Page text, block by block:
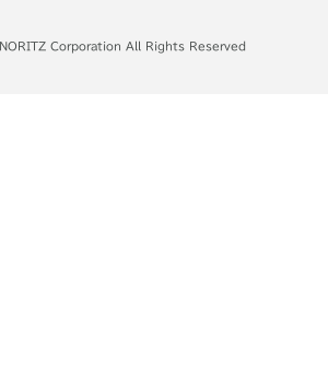
Corporation All Rights Reserved